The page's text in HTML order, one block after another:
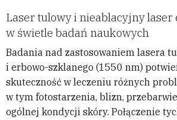
Laser tulowy i nieablacyjny
w świetle badań naukowych
Badania nad zastosowaniem lasera
i erbowo-szklanego (1550 nm)
skuteczność w leczeniu różnych
w tym fotostarzenia, blizn,
ogólnej kondycji skóry. Połączenie